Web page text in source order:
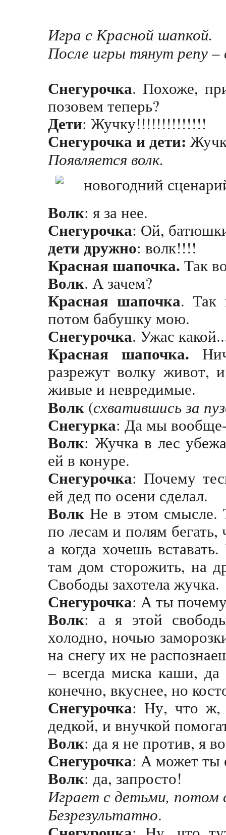
Игра с Красной шапкой.
После игры тянут репу –
Снегурочка. Похоже,
позовем теперь?
Дети: Жучку!!!!!!!!!!!!!!
Снегурочка и дети:
Появляется волк.
Волк: я за нее.
Снегурочка: Ой,
дети дружно: волк!!!!
Красная шапочка. Так
Волк. А зачем?
Красная шапочка. Так
потом бабушку мою.
Снегурочка. Ужас
Красная шапочка.
разрежут волку живот,
живые и невредимые.
Волк (схватившись за
Снегурка: Да мы
Волк: Жучка в лес
ей в конуре.
Снегурочка: Почему
ей дед по осени сделал.
Волк Не в этом смысле.
по лесам и полям бегать,
а когда хочешь
там дом сторожить, на
Свободы захотела жучка.
Снегурочка: А ты
Волк: а я этой
холодно, ночью
на снегу их не
– всегда миска каши, да
конечно, вкуснее, но
Снегурочка: Ну, что ж,
дедкой, и внучкой
Волк: да я не против, я
Снегурочка: А может ты
Волк: да, запросто!
Играет с детьми, потом
Безрезультатно.